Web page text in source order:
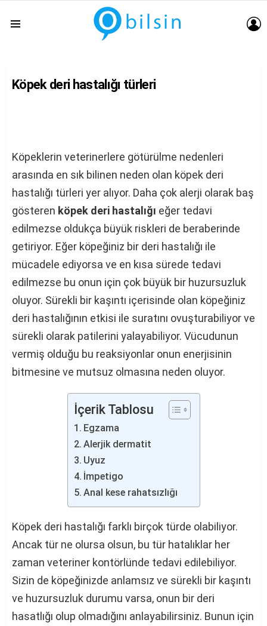
Köpek deri hastalığı türleri
Köpeklerin veterinerlere götürülme nedenleri
arasında en sık bilinen neden olan köpek deri
hastalığı türleri yer alıyor. Daha çok alerji olarak baş
gösteren köpek deri hastalığı eğer tedavi
edilmezse oldukça büyük riskleri de beraberinde
getiriyor. Eğer köpeğiniz bir deri hastalığı ile
mücadele ediyorsa ve en kısa sürede tedavi
edilmezse bu onun için çok büyük bir huzursuzluk
oluyor. Sürekli bir kaşıntı içerisinde olan köpeğiniz
deri hastalığının etkisi ile suratını ovuşturabiliyor ve
sürekli olarak patilerini yalayabiliyor. Vücudunun
vermiş olduğu bu reaksiyonlar onun enerjisinin
bitmesine ve mutsuz olmasına neden oluyor.
İçerik Tablosu
Egzama
Alerjik dermatit
Uyuz
İmpetigo
Anal kese rahatsızlığı
Köpek deri hastalığı farklı birçok türde olabiliyor.
Ancak tür ne olursa olsun, bu tür hatalıklar her
zaman veteriner kontörlünde tedavi edilebiliyor.
Sizin de köpeğinizde anlamsız ve sürekli bir kaşıntı
ve huzursuzluk durumu varsa, onun bir deri
hasatlığı olup olmadığını anlayabilirsiniz. Bunun için